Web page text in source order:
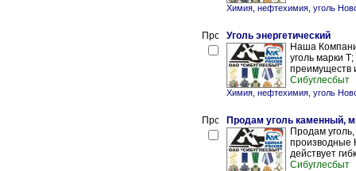
Химия, нефтехимия, уголь
Уголь энергетический
Наша
уголь марки
преимуществ
Сибуглесбыт
Химия, нефтехимия, уголь
Продам уголь каменный,
Продам
производные
действует
Сибуглесбыт